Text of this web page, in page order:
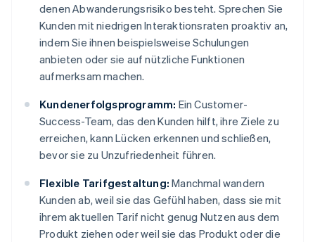
denen Abwanderungsrisiko besteht. Sprechen Sie
Kunden mit niedrigen Interaktionsraten proaktiv an,
indem Sie ihnen beispielsweise Schulungen
anbieten oder sie auf nützliche Funktionen
aufmerksam machen.
Kundenerfolgsprogramm: Ein Customer-
Success-Team, das den Kunden hilft, ihre Ziele zu
erreichen, kann Lücken erkennen und schließen,
bevor sie zu Unzufriedenheit führen.
Flexible Tarifgestaltung: Manchmal wandern
Kunden ab, weil sie das Gefühl haben, dass sie mit
ihrem aktuellen Tarif nicht genug Nutzen aus dem
Produkt ziehen oder weil sie das Produkt oder die